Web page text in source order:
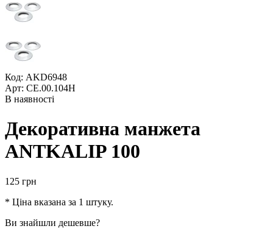
Код: AKD6948
Арт: СЕ.00.104Н
В наявності
Декоративна манжета
ANTKALIP 100
125 грн
* Ціна вказана за 1 штуку.
Ви знайшли дешевше?